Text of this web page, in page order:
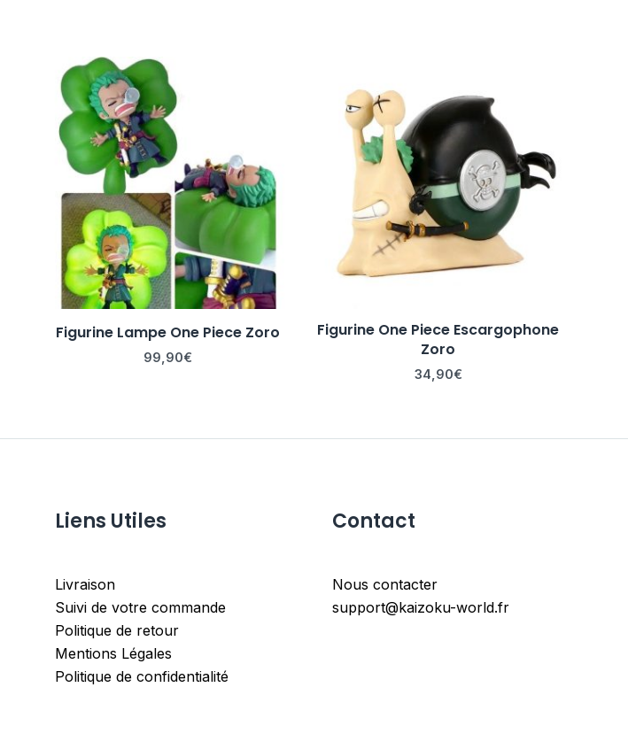
Figurine Lampe One Piece Zoro
99,90€
Figurine One Piece Escargophone
Zoro
34,90€
Liens Utiles
Livraison
Suivi de votre commande
Politique de retour
Mentions Légales
Politique de confidentialité
Contact
Nous contacter
support@kaizoku-world.fr